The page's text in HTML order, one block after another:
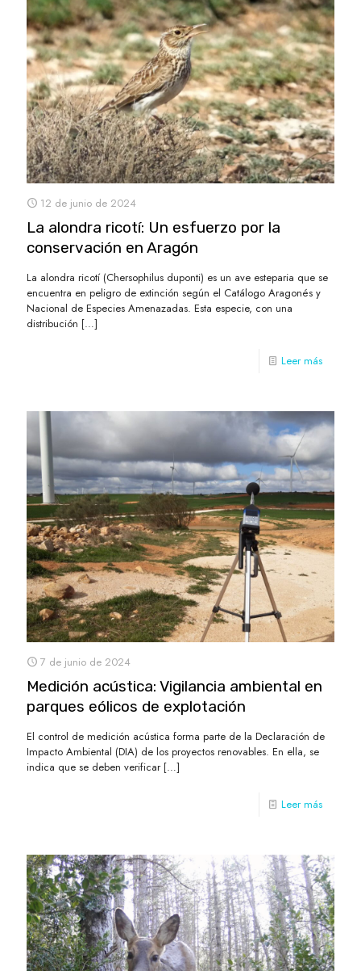
12 de junio de 2024
La alondra ricotí: Un esfuerzo por la
conservación en Aragón
La alondra ricotí (Chersophilus duponti) es un ave esteparia que se
encuentra en peligro de extinción según el Catálogo Aragonés y
Nacional de Especies Amenazadas. Esta especie, con una
distribución […]
Leer más
7 de junio de 2024
Medición acústica: Vigilancia ambiental en
parques eólicos de explotación
El control de medición acústica forma parte de la Declaración de
Impacto Ambiental (DIA) de los proyectos renovables. En ella, se
indica que se deben verificar […]
Leer más